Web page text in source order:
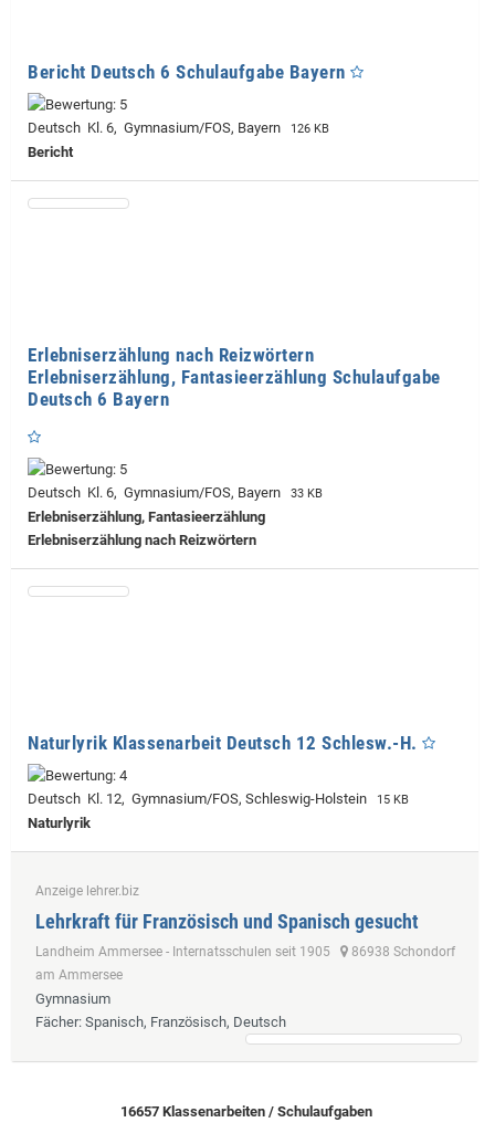
Bericht Deutsch 6 Schulaufgabe Bayern
Deutsch Kl. 6, Gymnasium/FOS, Bayern 126 KB
Bericht
Erlebniserzählung nach Reizwörtern
Erlebniserzählung, Fantasieerzählung Schulaufgabe
Deutsch 6 Bayern
Deutsch Kl. 6, Gymnasium/FOS, Bayern 33 KB
Erlebniserzählung, Fantasieerzählung
Erlebniserzählung nach Reizwörtern
Naturlyrik Klassenarbeit Deutsch 12 Schlesw.-H.
Deutsch Kl. 12, Gymnasium/FOS, Schleswig-Holstein 15 KB
Naturlyrik
Anzeige lehrer.biz
Lehrkraft für Französisch und Spanisch gesucht
Landheim Ammersee - Internatsschulen seit 1905
86938 Schondorf
am Ammersee
Gymnasium
Fächer: Spanisch, Französisch, Deutsch
16657 Klassenarbeiten / Schulaufgaben